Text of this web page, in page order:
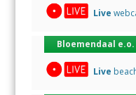
Live
Bloemendaal e.o.
Live